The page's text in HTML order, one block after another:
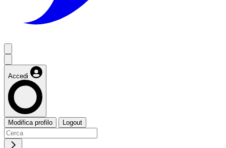
Accedi
Modifica profilo Logout